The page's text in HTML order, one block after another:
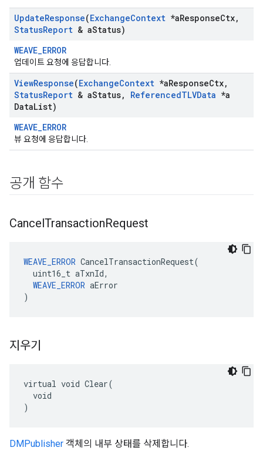
UpdateResponse(ExchangeContext *aResponseCtx,
StatusReport & aStatus)
WEAVE_ERROR
업데이트 요청에 응답합니다.
ViewResponse(ExchangeContext *aResponseCtx,
StatusReport & aStatus, ReferencedTLVData *a
DataList)
WEAVE_ERROR
뷰 요청에 응답합니다.
공개 함수
CancelTransactionRequest
WEAVE_ERROR CancelTransactionRequest(
  uint16_t aTxnId,
WEAVE_ERROR aError
)
지우기
virtual void Clear(
  void
)
DMPublisher 객체의 내부 상태를 삭제합니다.